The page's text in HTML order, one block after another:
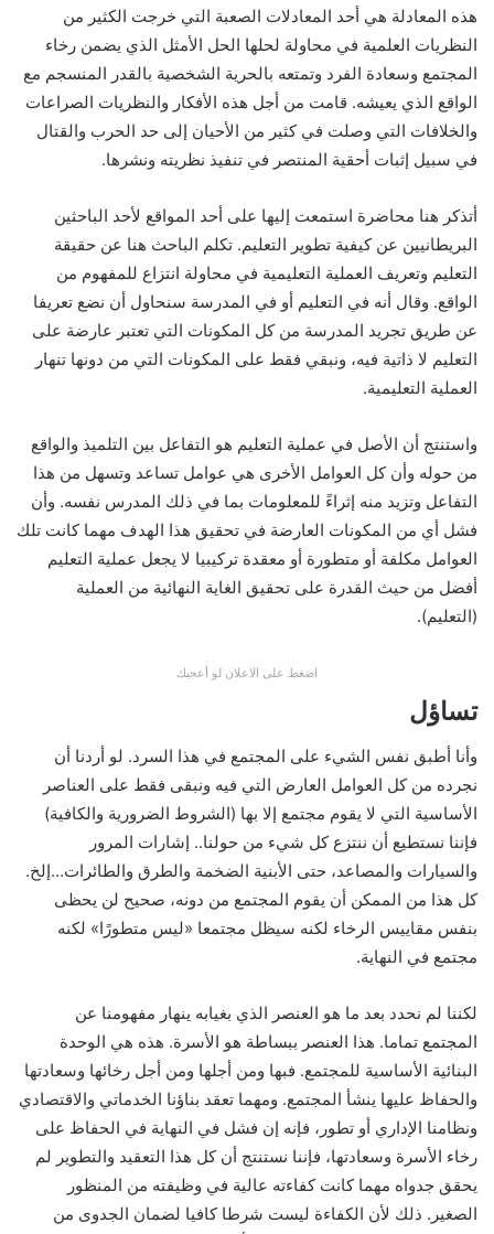
هذه المعادلة هي أحد المعادلات الصعبة التي خرجت الكثير من
النظريات العلمية في محاولة لحلها الحل الأمثل الذي يضمن رخاء
المجتمع وسعادة الفرد وتمتعه بالحرية الشخصية بالقدر المنسجم مع
الواقع الذي يعيشه. قامت من أجل هذه الأفكار والنظريات الصراعات
والخلافات التي وصلت في كثير من الأحيان إلى حد الحرب والقتال
في سبيل إثبات أحقية المنتصر في تنفيذ نظريته ونشرها.
أتذكر هنا محاضرة استمعت إليها على أحد المواقع لأحد الباحثين
البريطانيين عن كيفية تطوير التعليم. تكلم الباحث هنا عن حقيقة
التعليم وتعريف العملية التعليمية في محاولة انتزاع للمفهوم من
الواقع. وقال أنه في التعليم أو في المدرسة سنحاول أن نضع تعريفا
عن طريق تجريد المدرسة من كل المكونات التي تعتبر عارضة على
التعليم لا ذاتية فيه، ونبقي فقط على المكونات التي من دونها تنهار
العملية التعليمية.
واستنتج أن الأصل في عملية التعليم هو التفاعل بين التلميذ والواقع
من حوله وأن كل العوامل الأخرى هي عوامل تساعد وتسهل من هذا
التفاعل وتزيد منه إثراءً للمعلومات بما في ذلك المدرس نفسه. وأن
فشل أي من المكونات العارضة في تحقيق هذا الهدف مهما كانت تلك
العوامل مكلفة أو متطورة أو معقدة تركيبيا لا يجعل عملية التعليم
أفضل من حيث القدرة على تحقيق الغاية النهائية من العملية
(التعليم).
اضغط على الاعلان لو أعجبك
تساؤل
وأنا أطبق نفس الشيء على المجتمع في هذا السرد. لو أردنا أن
نجرده من كل العوامل العارض التي فيه ونبقى فقط على العناصر
الأساسية التي لا يقوم مجتمع إلا بها (الشروط الضرورية والكافية)
فإننا نستطيع أن ننتزع كل شيء من حولنا.. إشارات المرور
والسيارات والمصاعد، حتى الأبنية الضخمة والطرق والطائرات…إلخ.
كل هذا من الممكن أن يقوم المجتمع من دونه، صحيح لن يحظى
بنفس مقاييس الرخاء لكنه سيظل مجتمعا «ليس متطورًا» لكنه
مجتمع في النهاية.
لكننا لم نحدد بعد ما هو العنصر الذي بغيابه ينهار مفهومنا عن
المجتمع تماما. هذا العنصر ببساطة هو الأسرة. هذه هي الوحدة
البنائية الأساسية للمجتمع. فبها ومن أجلها ومن أجل رخائها وسعادتها
والحفاظ عليها ينشأ المجتمع. ومهما تعقد بناؤنا الخدماتي والاقتصادي
ونظامنا الإداري أو تطور، فإنه إن فشل في النهاية في الحفاظ على
رخاء الأسرة وسعادتها، فإننا نستنتج أن كل هذا التعقيد والتطوير لم
يحقق جدواه مهما كانت كفاءته عالية في وظيفته من المنظور
الصغير. ذلك لأن الكفاءة ليست شرطا كافيا لضمان الجدوى من